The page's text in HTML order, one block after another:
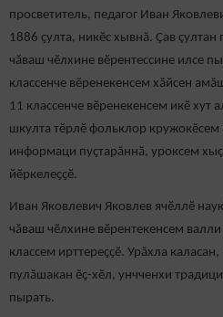
просветитель, педагог Иван
1886 ҫулта, никӗс хывнă. Çав çултан
чӑваш чӗлхине вӗрентессине илсе
классенче вӗренекенсем хăйсен
11 классенче вӗренекенсем икӗ хут
шкулта тӗрлӗ фольклор кружокӗсем
информаци пуҫтарăннӑ, уроксем
йӗркелеҫҫӗ.
Иван Яковлевич Яковлев ячӗллӗ
чӑваш чӗлхине вӗрентекенсем
классем ирттереҫҫӗ. Урăхла
пулӑшакан ӗҫ-хӗл, унчченхи
пырать.